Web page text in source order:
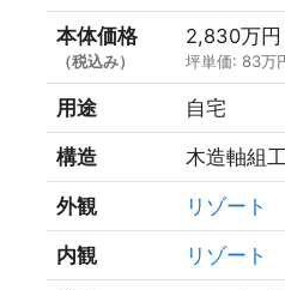
本体価格
（税込み）
2,830万
坪単価: 83万
用途 自宅
構造 木造軸組
外観 リゾート
内観 リゾート